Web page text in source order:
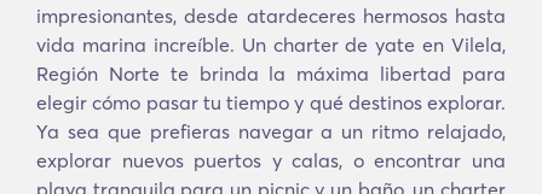
impresionantes, desde atardeceres hermosos hasta
vida marina increíble. Un charter de yate en Vilela,
Región Norte te brinda la máxima libertad para
elegir cómo pasar tu tiempo y qué destinos explorar.
Ya sea que prefieras navegar a un ritmo relajado,
explorar nuevos puertos y calas, o encontrar una
playa tranquila para un picnic y un baño, un charter